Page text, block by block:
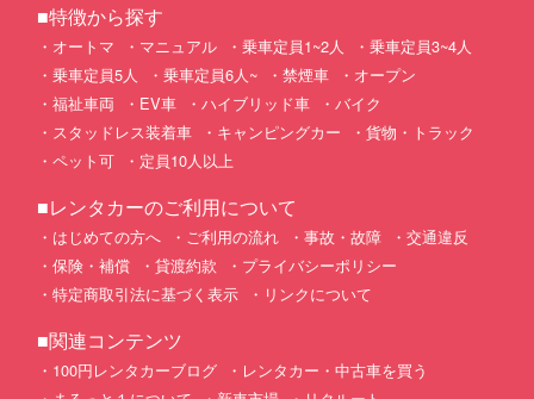
■特徴から探す
オートマ マニュアル 乗車定員1~2人
乗車定員3~4人
乗車定員5人
乗車定員6人~ 禁煙車
オープン
福祉車両
EV車 ハイブリッド車
バイク
スタッドレス装着車
キャンピングカー
貨物・トラック
ペット可
定員10人以上
■レンタカーのご利用について
はじめての方へ ご利用の流れ 事故・故障
交通違反
保険・補償
貸渡約款
プライバシーポリシー
特定商取引法に基づく表示
リンクについて
■関連コンテンツ
100円レンタカーブログ
レンタカー・中古車を買う